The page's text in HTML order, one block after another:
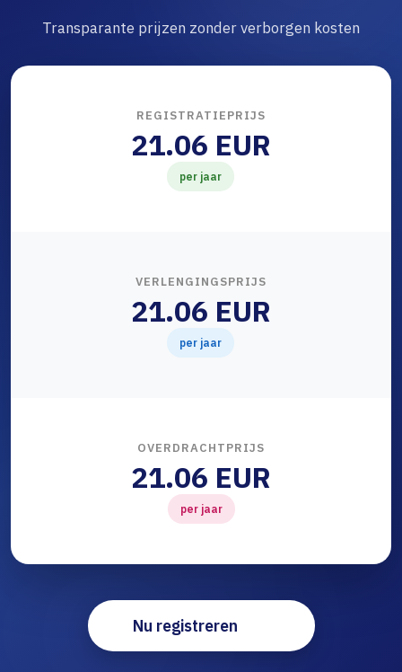
Transparante prijzen zonder verborgen kosten
REGISTRATIEPRIJS
21.06 EUR
per jaar
VERLENGINGSPRIJS
21.06 EUR
per jaar
OVERDRACHTPRIJS
21.06 EUR
per jaar
Nu registreren